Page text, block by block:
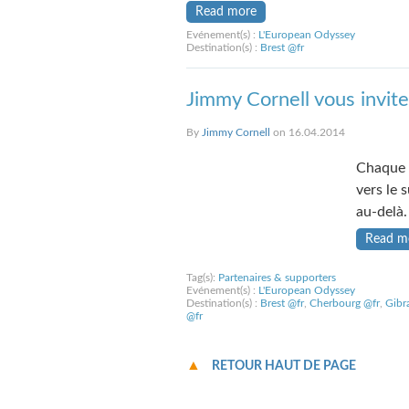
Read more
Evénement(s) : L'European Odyssey
Destination(s) : Brest @fr
Jimmy Cornell vous
By Jimmy Cornell on 16.04.2014
Chaque
vers le
au-
Read
Tag(s): Partenaires & supporters
Evénement(s) : L'European Odyssey
Destination(s) : Brest @fr, Cherbourg @fr,
@fr
RETOUR HAUT DE PAGE